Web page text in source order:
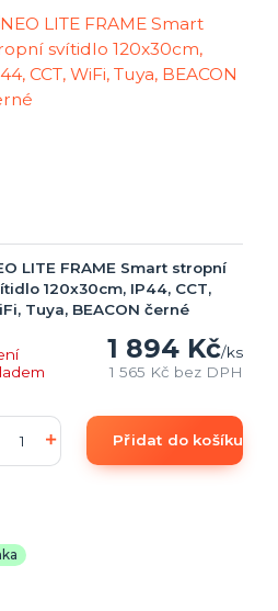
LITE FRAME Smart stropní
120x30cm, IP44, CCT,
Tuya, BEACON černé
1 894 Kč/ks
1 565 Kč bez DPH
Přidat do košíku